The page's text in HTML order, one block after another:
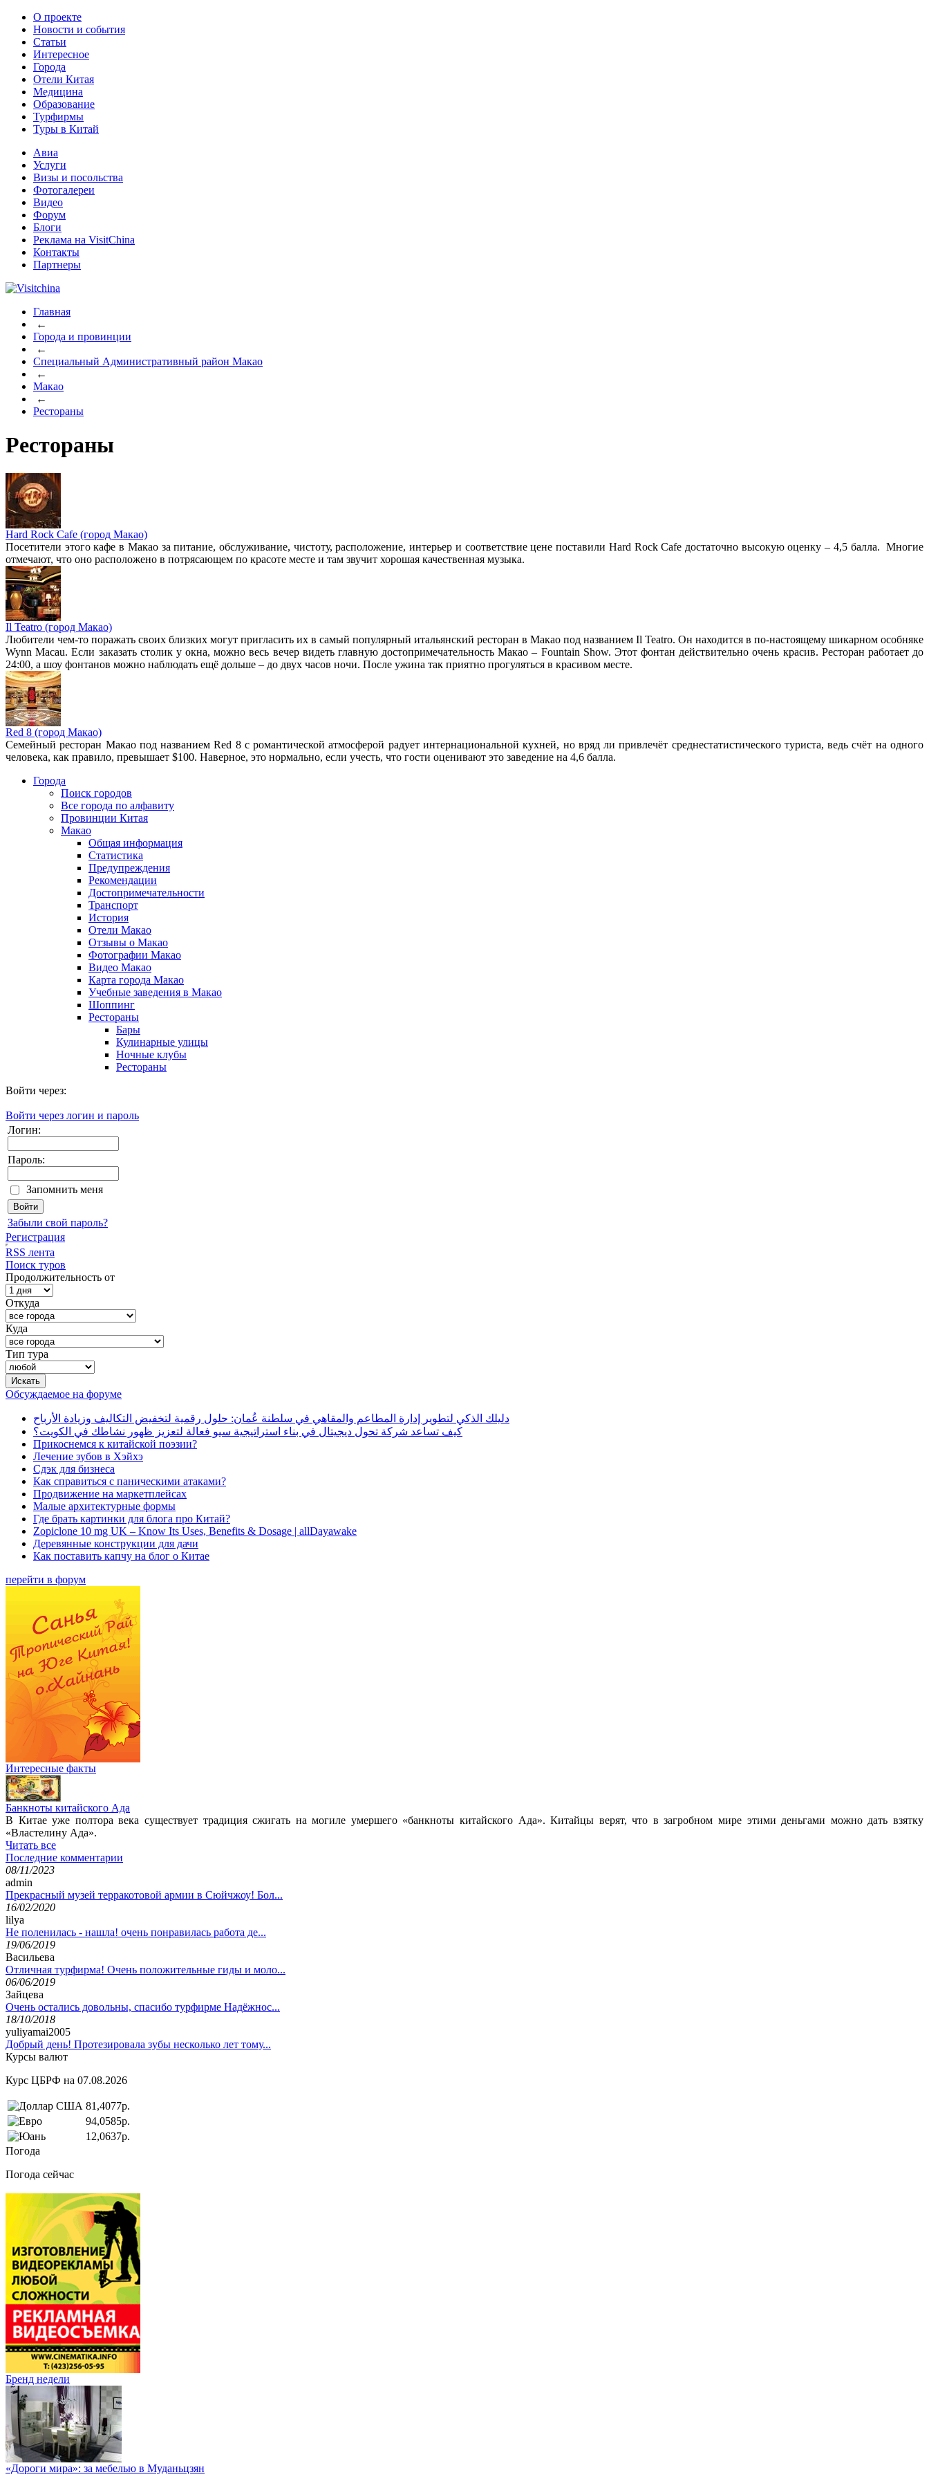
О проекте
Новости и события
Статьи
Интересное
Города
Отели Китая
Медицина
Образование
Турфирмы
Туры в Китай
Авиа
Услуги
Визы и посольства
Фотогалереи
Видео
Форум
Блоги
Реклама на VisitChina
Контакты
Партнеры
Главная
←
Города и провинции
←
Специальный Административный район Макао
←
Макао
←
Рестораны
Рестораны
Hard Rock Cafe (город Макао)
Посетители этого кафе в Макао за питание, обслуживание, чистоту, расположение, интерьер и соответствие цене поставили Hard Rock Cafe достаточно высокую оценку – 4,5 балла. Многие
отмечают, что оно расположено в потрясающем по красоте месте и там звучит хорошая качественная музыка.
Il Teatro (город Макао)
Любители чем-то поражать своих близких могут пригласить их в самый популярный итальянский ресторан в Макао под названием Il Teatro. Он находится в по-настоящему шикарном особняке
Wynn Macau. Если заказать столик у окна, можно весь вечер видеть главную достопримечательность Макао – Fountain Show. Этот фонтан действительно очень красив. Ресторан работает до
24:00, а шоу фонтанов можно наблюдать ещё дольше – до двух часов ночи. После ужина так приятно прогуляться в красивом месте.
Red 8 (город Макао)
Семейный ресторан Макао под названием Red 8 с романтической атмосферой радует интернациональной кухней, но вряд ли привлечёт среднестатистического туриста, ведь счёт на одного
человека, как правило, превышает $100. Наверное, это нормально, если учесть, что гости оценивают это заведение на 4,6 балла.
Города
Поиск городов
Все города по алфавиту
Провинции Китая
Макао
Общая информация
Статистика
Предупреждения
Рекомендации
Достопримечательности
Транспорт
История
Отели Макао
Отзывы о Макао
Фотографии Макао
Видео Макао
Карта города Макао
Учебные заведения в Макао
Шоппинг
Рестораны
Бары
Кулинарные улицы
Ночные клубы
Рестораны
Войти через:
Войти через логин и пароль
Логин:
Пароль:
Запомнить меня
Забыли свой пароль?
Регистрация
RSS лента
Поиск туров
Продолжительность от
Откуда
Куда
Тип тура
Обсуждаемое на форуме
دليلك الذكي لتطوير إدارة المطاعم والمقاهي في سلطنة عُمان: حلول رقمية لتخفيض التكاليف وزيادة الأرباح
كيف تساعد شركة تحول ديجيتال في بناء استراتيجية سيو فعالة لتعزيز ظهور نشاطك في الكويت؟
Прикоснемся к китайской поэзии?
Лечение зубов в Хэйхэ
Сдэк для бизнеса
Как справиться с паническими атаками?
Продвижение на маркетплейсах
Малые архитектурные формы
Где брать картинки для блога про Китай?
Zopiclone 10 mg UK – Know Its Uses, Benefits & Dosage | allDayawake
Деревянные конструкции для дачи
Как поставить капчу на блог о Китае
перейти в форум
Интересные факты
Банкноты китайского Ада
В Китае уже полтора века существует традиция сжигать на могиле умершего «банкноты китайского Ада». Китайцы верят, что в загробном мире этими деньгами можно дать взятку
«Властелину Ада».
Читать все
Последние комментарии
08/11/2023
admin
Прекрасный музей терракотовой армии в Сюйчжоу! Бол...
16/02/2020
lilya
Не поленилась - нашла! очень понравилась работа де...
19/06/2019
Васильева
Отличная турфирма! Очень положительные гиды и моло...
06/06/2019
Зайцева
Очень остались довольны, спасибо турфирме Надёжнос...
18/10/2018
yuliyamai2005
Добрый день! Протезировала зубы несколько лет тому...
Курсы валют
Курс ЦБРФ на 07.08.2026
81,4077р.
94,0585р.
12,0637р.
Погода
Погода сейчас
Бренд недели
«Дороги мира»: за мебелью в Муданьцзян